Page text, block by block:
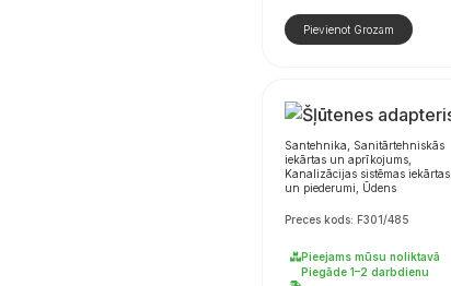
Pievienot Grozam
Santehnika, Sanitārtehniskās
iekārtas un aprīkojums,
Kanalizācijas sistēmas iekārtas
un piederumi, Ūdens
Preces kods: F301/485
Pieejams mūsu noliktavā
Piegāde 1–2 darbdienu